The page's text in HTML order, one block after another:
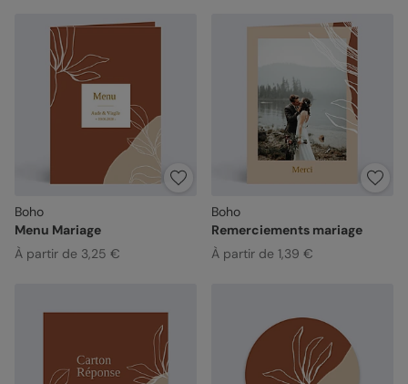
Boho
Menu Mariage
À partir de 3,25 €
Boho
Remerciements mariage
À partir de 1,39 €